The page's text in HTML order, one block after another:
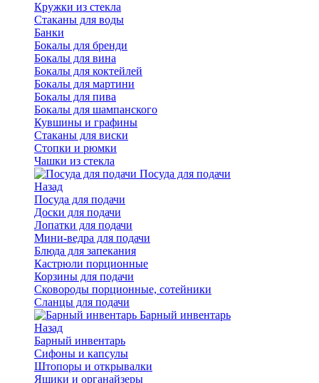
Кружки из стекла
Стаканы для воды
Банки
Бокалы для бренди
Бокалы для вина
Бокалы для коктейлей
Бокалы для мартини
Бокалы для пива
Бокалы для шампанского
Кувшины и графины
Стаканы для виски
Стопки и рюмки
Чашки из стекла
Посуда для подачи
Назад
Посуда для подачи
Доски для подачи
Лопатки для подачи
Мини-ведра для подачи
Блюда для запекания
Кастрюли порционные
Корзины для подачи
Сковороды порционные, сотейники
Сланцы для подачи
Барный инвентарь
Назад
Барный инвентарь
Сифоны и капсулы
Штопоры и открывалки
Ящики и органайзеры